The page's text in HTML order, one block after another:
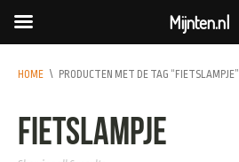
HOME \ PRODUCTEN MET DE TAG “FIETSLAMPJE”
fietslampje
Mijnten.nl